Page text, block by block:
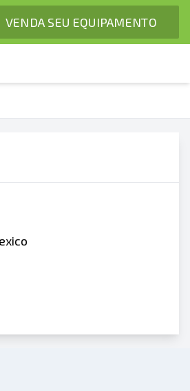
VENDA SEU EQUIPAMENTO